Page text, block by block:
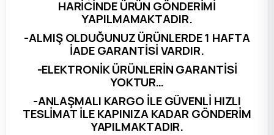
HARİCİNDE ÜRÜN GÖNDERİMİ
YAPILMAMAKTADIR.
-ALMIŞ OLDUĞUNUZ ÜRÜNLERDE 1 HAFTA
İADE GARANTİSİ VARDIR.
-ELEKTRONİK ÜRÜNLERİN GARANTİSİ
YOKTUR…
-ANLAŞMALI KARGO İLE GÜVENLİ HIZLI
TESLİMAT İLE KAPINIZA KADAR GÖNDERİM
YAPILMAKTADIR.